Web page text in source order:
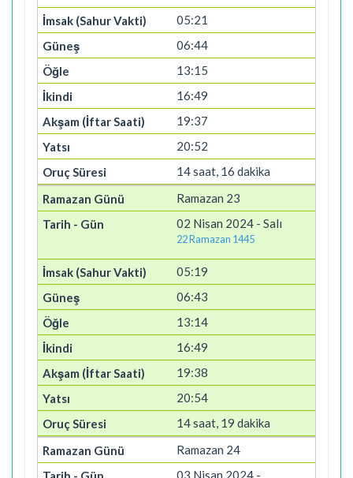
05:21
06:44
13:15
16:49
19:37
20:52
14 saat, 16 dakika
Ramazan 23
02 Nisan 2024 - Salı
22 Ramazan 1445
05:19
06:43
13:14
16:49
19:38
20:54
14 saat, 19 dakika
Ramazan 24
03 Nisan 2024 -